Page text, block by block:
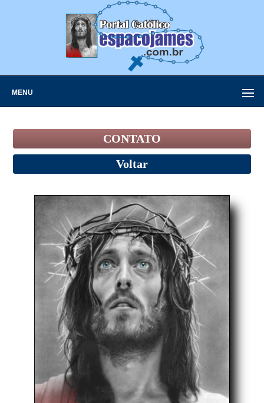
MENU
CONTATO
Voltar